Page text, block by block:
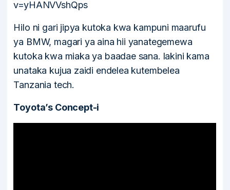
v=yHANVVshQps
Hilo ni gari jipya kutoka kwa kampuni maarufu
ya BMW, magari ya aina hii yanategemewa
kutoka kwa miaka ya baadae sana. lakini kama
unataka kujua zaidi endelea kutembelea
Tanzania tech.
Toyota’s Concept-i